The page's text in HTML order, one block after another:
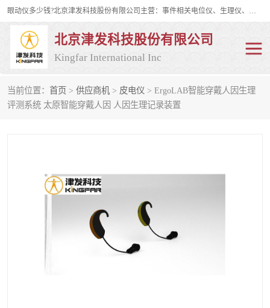
眼动仪多少钱?北京津发科技股份有限公司主营：事件相关电位仪、生理仪、肌电仪、脑电仪、皮电仪、眼动仪；是国家级高新技术企业、科技部认定的科技型中小企业和中关村高新技术企业，具备保密资格，具备自主进出口经营权；自主研发技术、产品与服务荣获多项省部级科学技术奖励、国家发明专利、国家软件著作权和省部级新技术新产品（服务）认证。
北京津发科技股份有限公司
Kingfar International Inc
当前位置： 首页 > 供应商机 > 皮电仪 > ErgoLAB智能穿戴人因生理
评测系统 太原智能穿戴人因 人因生理记录装置
皮电仪 脑电仪
行为观察与表情分析
人机交互实验室
神经营销与消费行为实验